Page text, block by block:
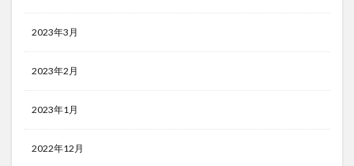
2023年3月
2023年2月
2023年1月
2022年12月